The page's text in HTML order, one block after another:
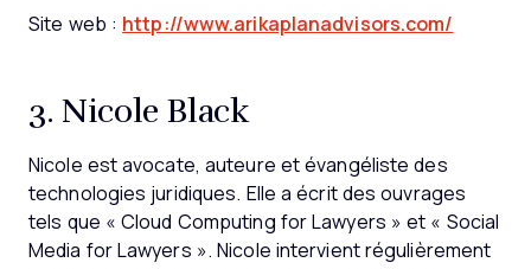
Site web : http://www.arikaplanadvisors.com/
3. Nicole Black
Nicole est avocate, auteure et évangéliste des
technologies juridiques. Elle a écrit des ouvrages
tels que « Cloud Computing for Lawyers » et « Social
Media for Lawyers ». Nicole intervient régulièrement